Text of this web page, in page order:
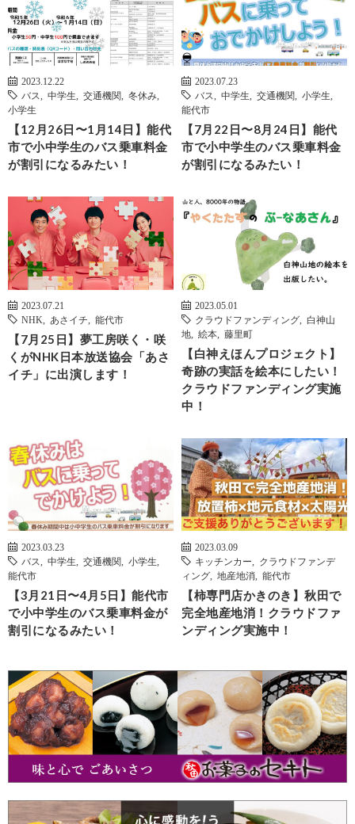
2023.12.22
バス
中学生 交通機関 冬休み
小学生
【12月26日〜1月14日】能代
市で小中学生のバス乗車料金
が割引になるみたい！
2023.07.23
バス
中学生 交通機関 小学生
能代市
【7月22日〜8月24日】能代
市で小中学生のバス乗車料金
が割引になるみたい！
2023.07.21
NHK
あさイチ 能代市
【7月25日】夢工房咲く・咲
くがNHK日本放送協会「あさ
イチ」に出演します！
2023.05.01
クラウドファンディング
白神山
地
絵本 藤里町
【白神えほんプロジェクト】
奇跡の実話を絵本にしたい！
クラウドファンディング実施
中！
2023.03.23
バス
中学生 交通機関 小学生
能代市
【3月21日〜4月5日】能代市
で小中学生のバス乗車料金が
割引になるみたい！
2023.03.09
キッチンカー
クラウドファンデ
ィング
地産地消 能代市
【柿専門店かきのき】秋田で
完全地産地消！クラウドファ
ンディング実施中！